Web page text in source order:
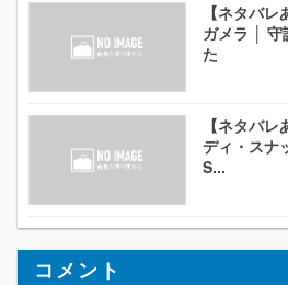
【ネタバ
ガメラ │ 守
た
【ネタバ
ディ・スナ
S...
コメント